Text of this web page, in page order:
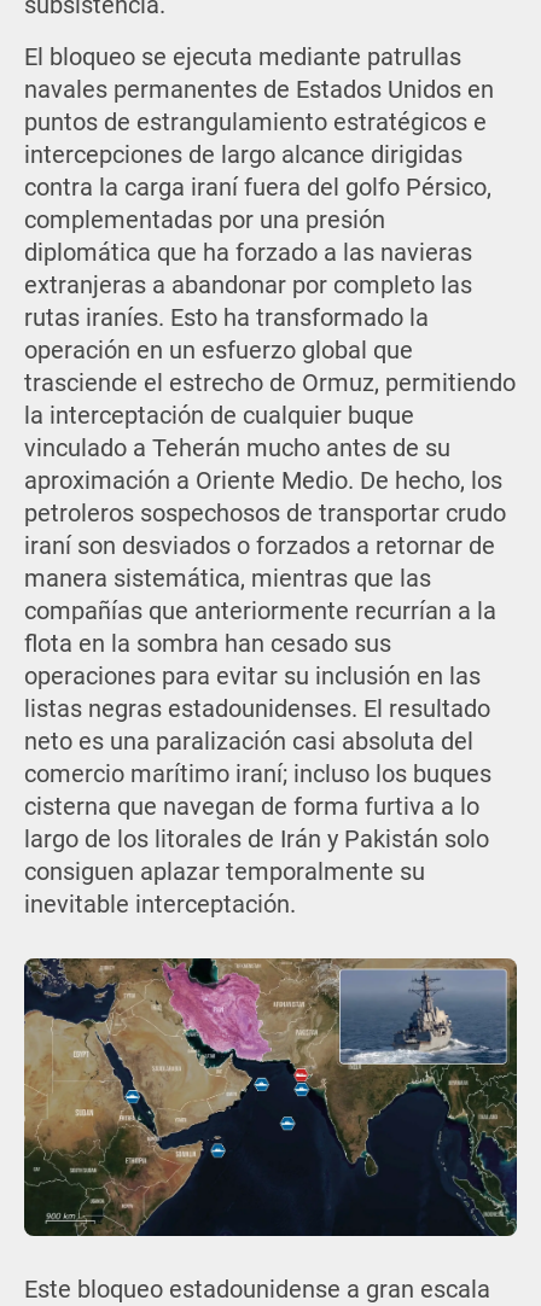
El bloqueo se ejecuta mediante patrullas
navales permanentes de Estados Unidos en
puntos de estrangulamiento estratégicos e
intercepciones de largo alcance dirigidas
contra la carga iraní fuera del golfo Pérsico,
complementadas por una presión
diplomática que ha forzado a las navieras
extranjeras a abandonar por completo las
rutas iraníes. Esto ha transformado la
operación en un esfuerzo global que
trasciende el estrecho de Ormuz, permitiendo
la interceptación de cualquier buque
vinculado a Teherán mucho antes de su
aproximación a Oriente Medio. De hecho, los
petroleros sospechosos de transportar crudo
iraní son desviados o forzados a retornar de
manera sistemática, mientras que las
compañías que anteriormente recurrían a la
flota en la sombra han cesado sus
operaciones para evitar su inclusión en las
listas negras estadounidenses. El resultado
neto es una paralización casi absoluta del
comercio marítimo iraní; incluso los buques
cisterna que navegan de forma furtiva a lo
largo de los litorales de Irán y Pakistán solo
consiguen aplazar temporalmente su
inevitable interceptación.
Este bloqueo estadounidense a gran escala